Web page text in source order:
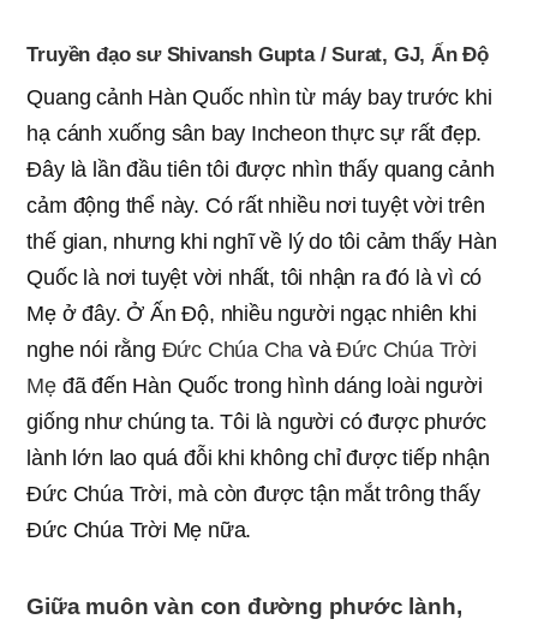
Truyền đạo sư Shivansh Gupta / Surat, GJ, Ấn Độ
Quang cảnh Hàn Quốc nhìn từ máy bay trước khi
hạ cánh xuống sân bay Incheon thực sự rất đẹp.
Đây là lần đầu tiên tôi được nhìn thấy quang cảnh
cảm động thể này. Có rất nhiều nơi tuyệt vời trên
thế gian, nhưng khi nghĩ về lý do tôi cảm thấy Hàn
Quốc là nơi tuyệt vời nhất, tôi nhận ra đó là vì có
Mẹ ở đây. Ở Ấn Độ, nhiều người ngạc nhiên khi
nghe nói rằng Đức Chúa Cha vàĐức Chúa Trời
Mẹ đã đến Hàn Quốc trong hình dáng loài người
giống như chúng ta. Tôi là người có được phước
lành lớn lao quá đỗi khi không chỉ được tiếp nhận
Đức Chúa Trời, mà còn được tận mắt trông thấy
Đức Chúa Trời Mẹ nữa.
Giữa muôn vàn con đường phước lành,